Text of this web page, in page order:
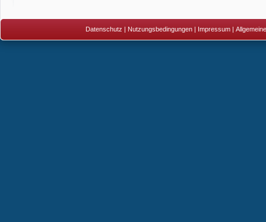
Datenschutz | Nutzungsbedingungen| Impressum|